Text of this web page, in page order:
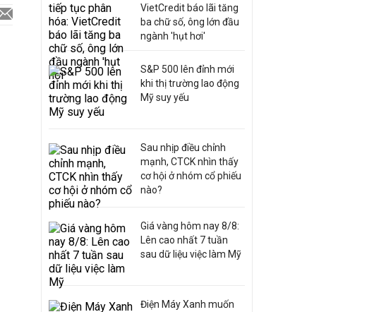
VietCredit báo lãi tăng
ba chữ số, ông lớn đầu
ngành 'hụt hơi'
S&P 500 lên đỉnh mới
khi thị trường lao động
Mỹ suy yếu
Sau nhịp điều chỉnh
mạnh, CTCK nhìn thấy
cơ hội ở nhóm cổ phiếu
nào?
Giá vàng hôm nay 8/8:
Lên cao nhất 7 tuần
sau dữ liệu việc làm Mỹ
Điện Máy Xanh muốn